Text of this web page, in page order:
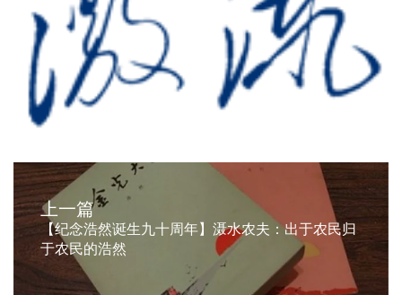
上一篇
【纪念浩然诞生九十周年】滠水农夫：出于农民归
于农民的浩然